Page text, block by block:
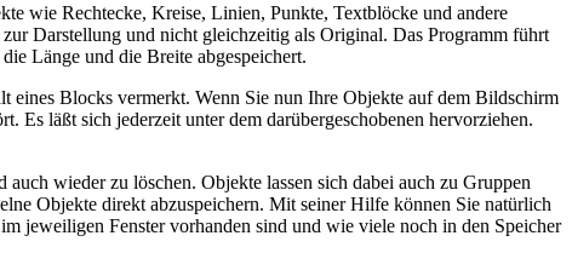
wie Rechtecke, Kreise, Linien, Punkte, Textblöcke und andere
Darstellung und nicht gleichzeitig als Original. Das Programm führt
Länge und die Breite abgespeichert.
Blocks vermerkt. Wenn Sie nun Ihre Objekte auf dem Bildschirm
Es läßt sich jederzeit unter dem darübergeschobenen hervorziehen.
wieder zu löschen. Objekte lassen sich dabei auch zu Gruppen
Objekte direkt abzuspeichern. Mit seiner Hilfe können Sie natürlich
jeweiligen Fenster vorhanden sind und wie viele noch in den Speicher